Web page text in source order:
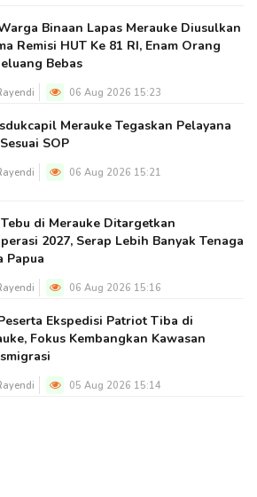
Binaan Lapas Merauke Diusulkan
Remisi HUT Ke 81 RI, Enam Orang
Bebas
06 Aug 2026 15:23
Merauke Tegaskan Pelayana
SOP
06 Aug 2026 15:21
Tebu di Merauke Ditargetkan
2027, Serap Lebih Banyak Tenaga
Papua
06 Aug 2026 15:16
Ekspedisi Patriot Tiba di
Fokus Kembangkan Kawasan
05 Aug 2026 15:14